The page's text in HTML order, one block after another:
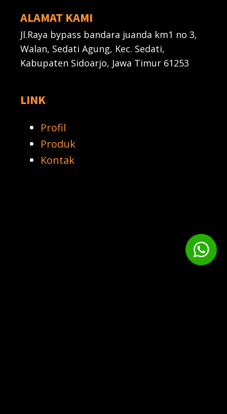
ALAMAT KAMI
Jl.Raya bypass bandara juanda km1 no 3,
Walan, Sedati Agung, Kec. Sedati,
Kabupaten Sidoarjo, Jawa Timur 61253
LINK
Profil
Produk
Kontak